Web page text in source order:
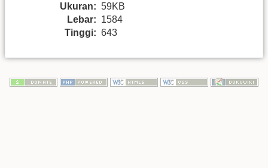
Ukuran: 59KB
Lebar: 1584
Tinggi: 643